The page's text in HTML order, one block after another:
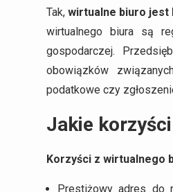
Tak, wirtualne biuro jest
wirtualnego biura są
gospodarczej.
obowiązków
podatkowe czy
Jakie
Korzyści z wirtualnego
Prestiżowy adres do